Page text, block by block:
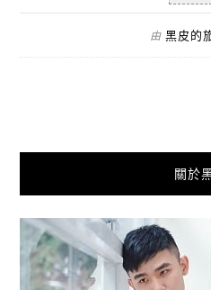
由 黑皮的
關於